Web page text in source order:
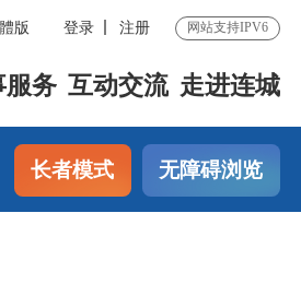
版 登录 注册 网站支持IPV6
服务 互动交流 走进连城
长者模式 无障碍浏览